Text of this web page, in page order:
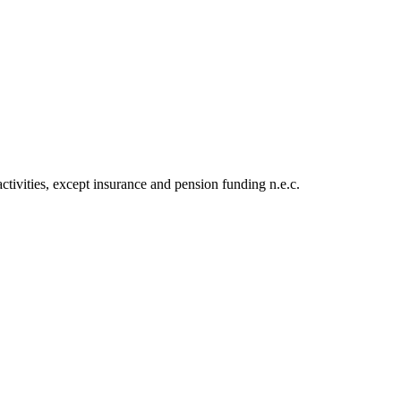
except insurance and pension funding n.e.c.